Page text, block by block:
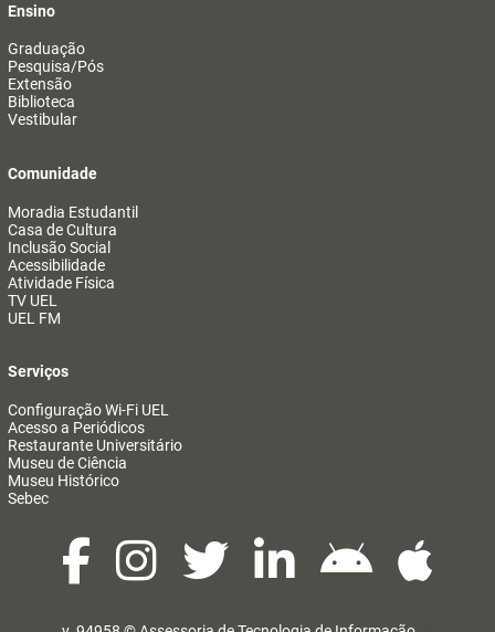
Ensino
Graduação
Pesquisa/Pós
Extensão
Biblioteca
Vestibular
Comunidade
Moradia Estudantil
Casa de Cultura
Inclusão Social
Acessibilidade
Atividade Física
TV UEL
UEL FM
Serviços
Configuração Wi-Fi UEL
Acesso a Periódicos
Restaurante Universitário
Museu de Ciência
Museu Histórico
Sebec